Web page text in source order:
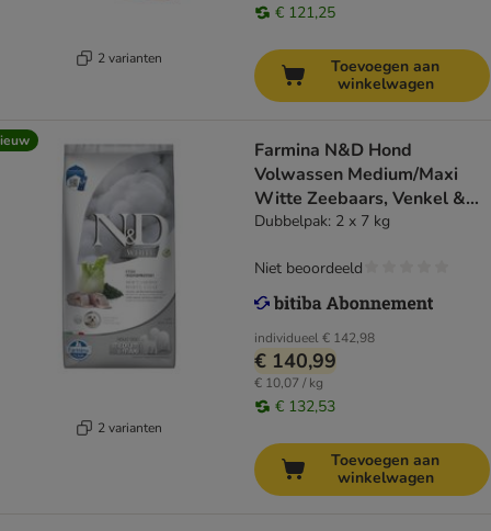
2 varianten
€ 121,25
Toevoegen aan
winkelwagen
2 varianten
Farmina N&D Hond
Volwassen Medium/Maxi
Witte Zeebaars, Venkel &
Spirulina Hondenvoer
Dubbelpak: 2 x 7 kg
individueel€ 142,98
€ 140,99
€ 10,07 / kg
€ 132,53
Niet beoordeeld
Toevoegen aan
winkelwagen